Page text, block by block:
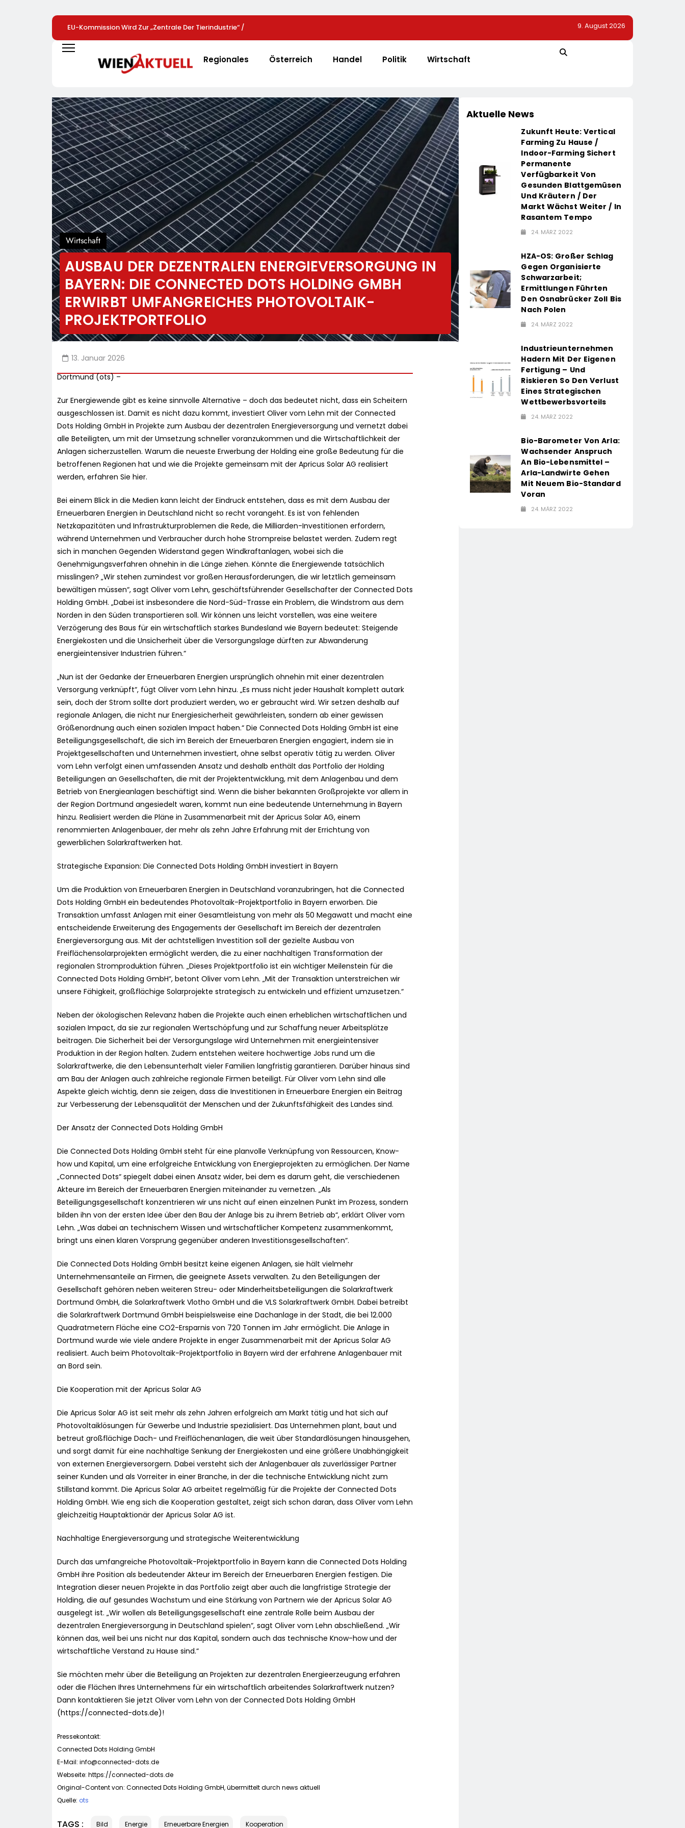
EU-Kommission Wird Zur „Zentrale Der Tierindustrie“ /
Tierschutzorganisation Animal Equality Prangert Mit Projektion In
Brüssel Die Nähe Der EU-Kommission Zur Tierindustrie An
Preise Auf Schokolade Und Käse Um Bis Zu 16 Prozent / Mit
Elite Unter Sich: So Vernetzen Sich Deutschlands
Unternehmer Für Die Zukunft
9. August 2026
Regionales Österreich Handel Politik Wirtschaft
Wirtschaft
AUSBAU DER DEZENTRALEN ENERGIEVERSORGUNG IN
BAYERN: DIE CONNECTED DOTS HOLDING GMBH
ERWIRBT UMFANGREICHES PHOTOVOLTAIK-
PROJEKTPORTFOLIO
13. Januar 2026
Dortmund (ots) –
Zur Energiewende gibt es keine sinnvolle Alternative – doch das bedeutet nicht, dass ein Scheitern
ausgeschlossen ist. Damit es nicht dazu kommt, investiert Oliver vom Lehn mit der Connected
Dots Holding GmbH in Projekte zum Ausbau der dezentralen Energieversorgung und vernetzt dabei
alle Beteiligten, um mit der Umsetzung schneller voranzukommen und die Wirtschaftlichkeit der
Anlagen sicherzustellen. Warum die neueste Erwerbung der Holding eine große Bedeutung für die
betroffenen Regionen hat und wie die Projekte gemeinsam mit der Apricus Solar AG realisiert
werden, erfahren Sie hier.
Bei einem Blick in die Medien kann leicht der Eindruck entstehen, dass es mit dem Ausbau der
Erneuerbaren Energien in Deutschland nicht so recht vorangeht. Es ist von fehlenden
Netzkapazitäten und Infrastrukturproblemen die Rede, die Milliarden-Investitionen erfordern,
während Unternehmen und Verbraucher durch hohe Strompreise belastet werden. Zudem regt
sich in manchen Gegenden Widerstand gegen Windkraftanlagen, wobei sich die
Genehmigungsverfahren ohnehin in die Länge ziehen. Könnte die Energiewende tatsächlich
misslingen? „Wir stehen zumindest vor großen Herausforderungen, die wir letztlich gemeinsam
bewältigen müssen“, sagt Oliver vom Lehn, geschäftsführender Gesellschafter der Connected Dots
Holding GmbH. „Dabei ist insbesondere die Nord-Süd-Trasse ein Problem, die Windstrom aus dem
Norden in den Süden transportieren soll. Wir können uns leicht vorstellen, was eine weitere
Verzögerung des Baus für ein wirtschaftlich starkes Bundesland wie Bayern bedeutet: Steigende
Energiekosten und die Unsicherheit über die Versorgungslage dürften zur Abwanderung
energieintensiver Industrien führen.“
„Nun ist der Gedanke der Erneuerbaren Energien ursprünglich ohnehin mit einer dezentralen
Versorgung verknüpft“, fügt Oliver vom Lehn hinzu. „Es muss nicht jeder Haushalt komplett autark
sein, doch der Strom sollte dort produziert werden, wo er gebraucht wird. Wir setzen deshalb auf
regionale Anlagen, die nicht nur Energiesicherheit gewährleisten, sondern ab einer gewissen
Größenordnung auch einen sozialen Impact haben.“ Die Connected Dots Holding GmbH ist eine
Beteiligungsgesellschaft, die sich im Bereich der Erneuerbaren Energien engagiert, indem sie in
Projektgesellschaften und Unternehmen investiert, ohne selbst operativ tätig zu werden. Oliver
vom Lehn verfolgt einen umfassenden Ansatz und deshalb enthält das Portfolio der Holding
Beteiligungen an Gesellschaften, die mit der Projektentwicklung, mit dem Anlagenbau und dem
Betrieb von Energieanlagen beschäftigt sind. Wenn die bisher bekannten Großprojekte vor allem in
der Region Dortmund angesiedelt waren, kommt nun eine bedeutende Unternehmung in Bayern
hinzu. Realisiert werden die Pläne in Zusammenarbeit mit der Apricus Solar AG, einem
renommierten Anlagenbauer, der mehr als zehn Jahre Erfahrung mit der Errichtung von
gewerblichen Solarkraftwerken hat.
Strategische Expansion: Die Connected Dots Holding GmbH investiert in Bayern
Um die Produktion von Erneuerbaren Energien in Deutschland voranzubringen, hat die Connected
Dots Holding GmbH ein bedeutendes Photovoltaik-Projektportfolio in Bayern erworben. Die
Transaktion umfasst Anlagen mit einer Gesamtleistung von mehr als 50 Megawatt und macht eine
entscheidende Erweiterung des Engagements der Gesellschaft im Bereich der dezentralen
Energieversorgung aus. Mit der achtstelligen Investition soll der gezielte Ausbau von
Freiflächensolarprojekten ermöglicht werden, die zu einer nachhaltigen Transformation der
regionalen Stromproduktion führen. „Dieses Projektportfolio ist ein wichtiger Meilenstein für die
Connected Dots Holding GmbH“, betont Oliver vom Lehn. „Mit der Transaktion unterstreichen wir
unsere Fähigkeit, großflächige Solarprojekte strategisch zu entwickeln und effizient umzusetzen.“
Neben der ökologischen Relevanz haben die Projekte auch einen erheblichen wirtschaftlichen und
sozialen Impact, da sie zur regionalen Wertschöpfung und zur Schaffung neuer Arbeitsplätze
beitragen. Die Sicherheit bei der Versorgungslage wird Unternehmen mit energieintensiver
Produktion in der Region halten. Zudem entstehen weitere hochwertige Jobs rund um die
Solarkraftwerke, die den Lebensunterhalt vieler Familien langfristig garantieren. Darüber hinaus sind
am Bau der Anlagen auch zahlreiche regionale Firmen beteiligt. Für Oliver vom Lehn sind alle
Aspekte gleich wichtig, denn sie zeigen, dass die Investitionen in Erneuerbare Energien ein Beitrag
zur Verbesserung der Lebensqualität der Menschen und der Zukunftsfähigkeit des Landes sind.
Der Ansatz der Connected Dots Holding GmbH
Die Connected Dots Holding GmbH steht für eine planvolle Verknüpfung von Ressourcen, Know-
how und Kapital, um eine erfolgreiche Entwicklung von Energieprojekten zu ermöglichen. Der Name
„Connected Dots“ spiegelt dabei einen Ansatz wider, bei dem es darum geht, die verschiedenen
Akteure im Bereich der Erneuerbaren Energien miteinander zu vernetzen. „Als
Beteiligungsgesellschaft konzentrieren wir uns nicht auf einen einzelnen Punkt im Prozess, sondern
bilden ihn von der ersten Idee über den Bau der Anlage bis zu ihrem Betrieb ab“, erklärt Oliver vom
Lehn. „Was dabei an technischem Wissen und wirtschaftlicher Kompetenz zusammenkommt,
bringt uns einen klaren Vorsprung gegenüber anderen Investitionsgesellschaften“.
Die Connected Dots Holding GmbH besitzt keine eigenen Anlagen, sie hält vielmehr
Unternehmensanteile an Firmen, die geeignete Assets verwalten. Zu den Beteiligungen der
Gesellschaft gehören neben weiteren Streu- oder Minderheitsbeteiligungen die Solarkraftwerk
Dortmund GmbH, die Solarkraftwerk Vlotho GmbH und die VLS Solarkraftwerk GmbH. Dabei betreibt
die Solarkraftwerk Dortmund GmbH beispielsweise eine Dachanlage in der Stadt, die bei 12.000
Quadratmetern Fläche eine CO2-Ersparnis von 720 Tonnen im Jahr ermöglicht. Die Anlage in
Dortmund wurde wie viele andere Projekte in enger Zusammenarbeit mit der Apricus Solar AG
realisiert. Auch beim Photovoltaik-Projektportfolio in Bayern wird der erfahrene Anlagenbauer mit
an Bord sein.
Die Kooperation mit der Apricus Solar AG
Die Apricus Solar AG ist seit mehr als zehn Jahren erfolgreich am Markt tätig und hat sich auf
Photovoltaiklösungen für Gewerbe und Industrie spezialisiert. Das Unternehmen plant, baut und
betreut großflächige Dach- und Freiflächenanlagen, die weit über Standardlösungen hinausgehen,
und sorgt damit für eine nachhaltige Senkung der Energiekosten und eine größere Unabhängigkeit
von externen Energieversorgern. Dabei versteht sich der Anlagenbauer als zuverlässiger Partner
seiner Kunden und als Vorreiter in einer Branche, in der die technische Entwicklung nicht zum
Stillstand kommt. Die Apricus Solar AG arbeitet regelmäßig für die Projekte der Connected Dots
Holding GmbH. Wie eng sich die Kooperation gestaltet, zeigt sich schon daran, dass Oliver vom Lehn
gleichzeitig Hauptaktionär der Apricus Solar AG ist.
Nachhaltige Energieversorgung und strategische Weiterentwicklung
Durch das umfangreiche Photovoltaik-Projektportfolio in Bayern kann die Connected Dots Holding
GmbH ihre Position als bedeutender Akteur im Bereich der Erneuerbaren Energien festigen. Die
Integration dieser neuen Projekte in das Portfolio zeigt aber auch die langfristige Strategie der
Holding, die auf gesundes Wachstum und eine Stärkung von Partnern wie der Apricus Solar AG
ausgelegt ist. „Wir wollen als Beteiligungsgesellschaft eine zentrale Rolle beim Ausbau der
dezentralen Energieversorgung in Deutschland spielen“, sagt Oliver vom Lehn abschließend. „Wir
können das, weil bei uns nicht nur das Kapital, sondern auch das technische Know-how und der
wirtschaftliche Verstand zu Hause sind.“
Sie möchten mehr über die Beteiligung an Projekten zur dezentralen Energieerzeugung erfahren
oder die Flächen Ihres Unternehmens für ein wirtschaftlich arbeitendes Solarkraftwerk nutzen?
Dann kontaktieren Sie jetzt Oliver vom Lehn von der Connected Dots Holding GmbH
(https://connected-dots.de)!
Pressekontakt:
Connected Dots Holding GmbH
E-Mail: info@connected-dots.de
Webseite: https://connected-dots.de
Original-Content von: Connected Dots Holding GmbH, übermittelt durch news aktuell
Quelle: ots
TAGS : Bild Energie Erneuerbare Energien Kooperation
Aktuelle News
Zukunft Heute: Vertical
Farming Zu Hause /
Indoor-Farming Sichert
Permanente
Verfügbarkeit Von
Gesunden Blattgemüsen
Und Kräutern / Der
Markt Wächst Weiter / In
Rasantem Tempo
24. MÄRZ 2022
HZA-OS: Großer Schlag
Gegen Organisierte
Schwarzarbeit;
Ermittlungen Führten
Den Osnabrücker Zoll Bis
Nach Polen
24. MÄRZ 2022
Industrieunternehmen
Hadern Mit Der Eigenen
Fertigung – Und
Riskieren So Den Verlust
Eines Strategischen
Wettbewerbsvorteils
24. MÄRZ 2022
Bio-Barometer Von Arla:
Wachsender Anspruch
An Bio-Lebensmittel –
Arla-Landwirte Gehen
Mit Neuem Bio-Standard
Voran
24. MÄRZ 2022